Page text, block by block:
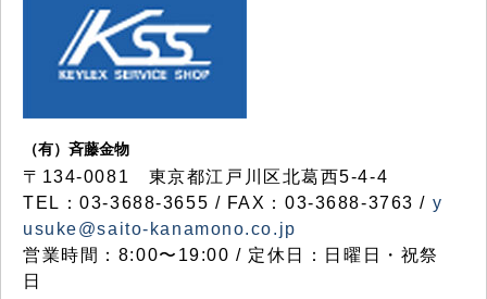
（有）斉藤金物
〒134-0081 東京都江戸川区北葛西5-4-4
TEL：03-3688-3655 / FAX：03-3688-3763 / y
usuke@saito-kanamono.co.jp
営業時間：8:00〜19:00 / 定休日：日曜日・祝祭
日